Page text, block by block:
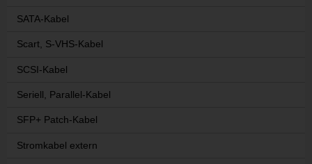
SATA-Kabel
Scart, S-VHS-Kabel
SCSI-Kabel
Seriell, Parallel-Kabel
SFP+ Patch-Kabel
Stromkabel extern